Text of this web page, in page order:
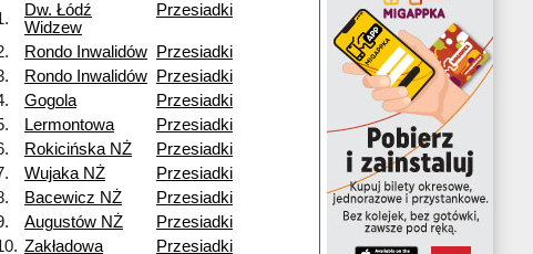
Dw. Łódź
Widzew
Przesiadki
Rondo Inwalidów
Przesiadki
Rondo Inwalidów
Przesiadki
Gogola
Przesiadki
Lermontowa
Przesiadki
Rokicińska NŻ
Przesiadki
Wujaka NŻ
Przesiadki
Bacewicz NŻ
Przesiadki
Augustów NŻ
Przesiadki
Zakładowa
Przesiadki